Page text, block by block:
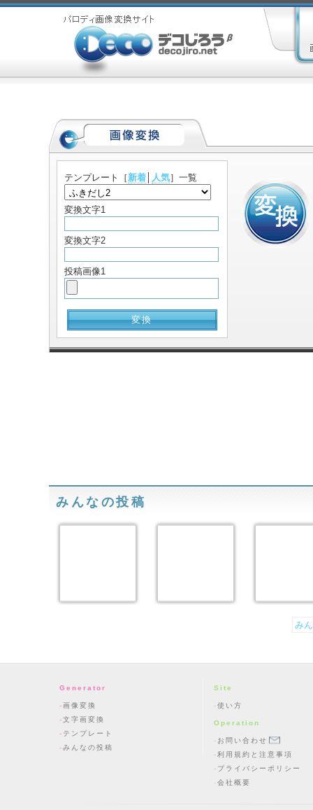
テンプレート ［新着 人気］一覧
変換文字1
変換文字2
投稿画像1
みんなの投稿
み
Generator
画像変換
文字画変換
テンプレート
みんなの投稿
Site
使い方
Operation
お問い合わせ
利用規約と注意事項
プライバシーポリシー
会社概要